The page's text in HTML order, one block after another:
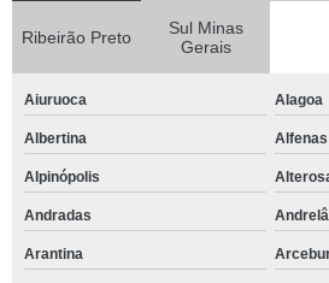
Ribeirão Preto
Sul Minas
Gerais
Aiuruoca Alagoa
Albertina Alfenas
Alpinópolis
Andradas
Arantina